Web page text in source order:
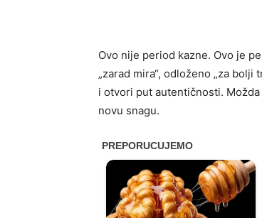
Ovo nije period kazne. Ovo je
„zarad mira“, odloženo „za
i otvori put autentičnosti.
novu snagu.